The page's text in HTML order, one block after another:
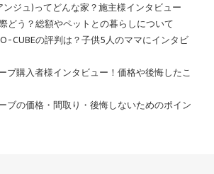
ジュ)ってどんな家？施主様インタビュー
どう？総額やペットとの暮らしについて
CUBEの評判は？子供5人のママにインタビ
ブ購入者様インタビュー！価格や後悔したこ
ブの価格・間取り・後悔しないためのポイン